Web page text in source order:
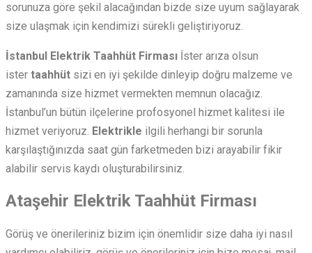
sorunuza göre şekil alacağından bizde size uyum sağlayarak
size ulaşmak için kendimizi sürekli geliştiriyoruz.
İstanbul Elektrik Taahhüt Firması İster arıza olsun
ister taahhüt sizi en iyi şekilde dinleyip doğru malzeme ve
zamanında size hizmet vermekten memnun olacağız.
İstanbul’un bütün ilçelerine profosyonel hizmet kalitesi ile
hizmet veriyoruz. Elektrikle ilgili herhangi bir sorunla
karşılaştığınızda saat gün farketmeden bizi arayabilir fikir
alabilir servis kaydı oluşturabilirsiniz.
Ataşehir Elektrik Taahhüt Firması
Görüş ve önerileriniz bizim için önemlidir size daha iyi nasıl